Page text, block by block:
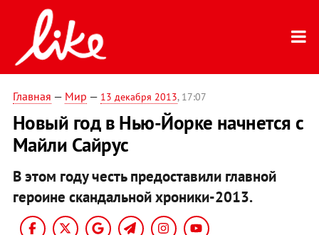
Главная — Мир — 13 декабря 2013, 17:07
Новый год в Нью-Йорке начнется с
Майли Сайрус
В этом году честь предоставили главной
героине скандальной хроники-2013.